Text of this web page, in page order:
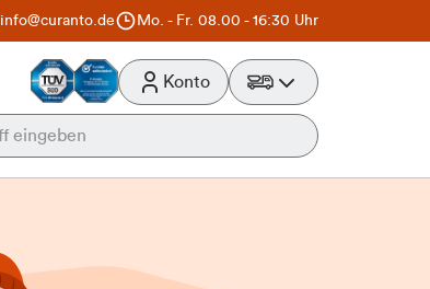
info@curanto.de Mo. - Fr. 08.00 - 16:30 Uhr
Konto